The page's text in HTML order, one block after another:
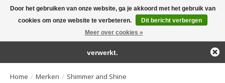
Large selection of products and fast shipping!
Home / Merken / Shimmer and Shine
Door het gebruiken van onze website, ga je akkoord met het gebruik van
cookies om onze website te verbeteren.
Dit bericht verbergen
Meer over cookies »
← Keer terug naar de backofficeDeze winkel is in aanbouw.
Eventueel geplaatste orders zullen niet worden gehonoreerd of
verwerkt.